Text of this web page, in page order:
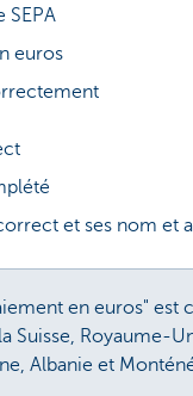
SEPA
euros
et ses nom et
en euros" est
Suisse,
Albanie et